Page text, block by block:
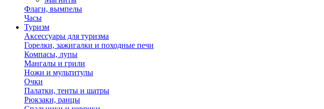
Флаги, вымпелы
Часы
Туризм
Аксессуары для туризма
Горелки, зажигалки и походные печи
Компасы, лупы
Мангалы и грили
Ножи и мультитулы
Очки
Палатки, тенты и шатры
Рюкзаки, ранцы